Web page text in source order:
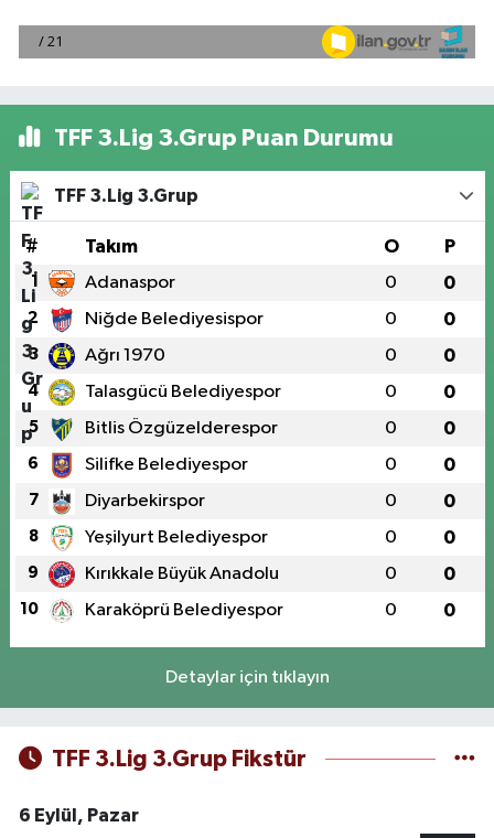
TFF 3.Lig 3.Grup Puan Durumu
TFF 3.Lig 3.Grup
# Takım O P
1 Adanaspor 0 0
2 Niğde Belediyesispor 0 0
3 Ağrı 1970 0 0
4 Talasgücü Belediyespor 0 0
5 Bitlis Özgüzelderespor 0 0
6 Silifke Belediyespor 0 0
7 Diyarbekirspor 0 0
8 Yeşilyurt Belediyespor 0 0
9 Kırıkkale Büyük Anadolu 0 0
10 Karaköprü Belediyespor 0 0
Detaylar için tıklayın
TFF 3.Lig 3.Grup Fikstür
6 Eylül, Pazar